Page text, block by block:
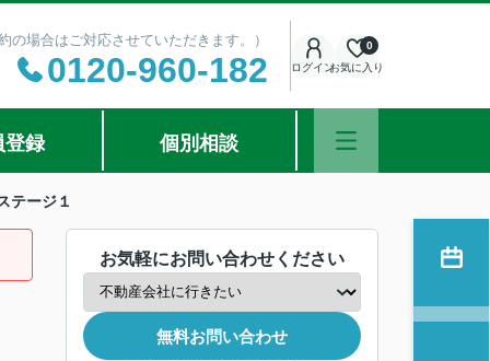
場合はご対応させていただきます。）
0120-960-182 ログインお気に入り
0
登録 個別相談
テージ１
お気軽にお問い合わせください
無料お問い合わせ